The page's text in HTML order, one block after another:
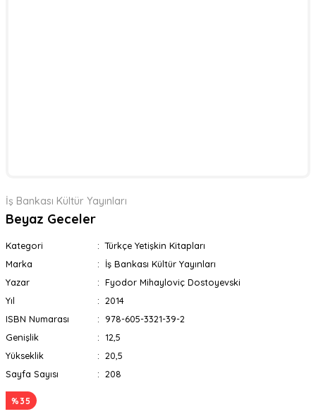
İş Bankası Kültür Yayınları
Beyaz Geceler
Kategori
Türkçe Yetişkin Kitapları
Marka
İş Bankası Kültür Yayınları
Yazar
Fyodor Mihayloviç Dostoyevski
Yıl
2014
ISBN Numarası
978-605-3321-39-2
Genişlik
12,5
Yükseklik
20,5
Sayfa Sayısı
208
%35